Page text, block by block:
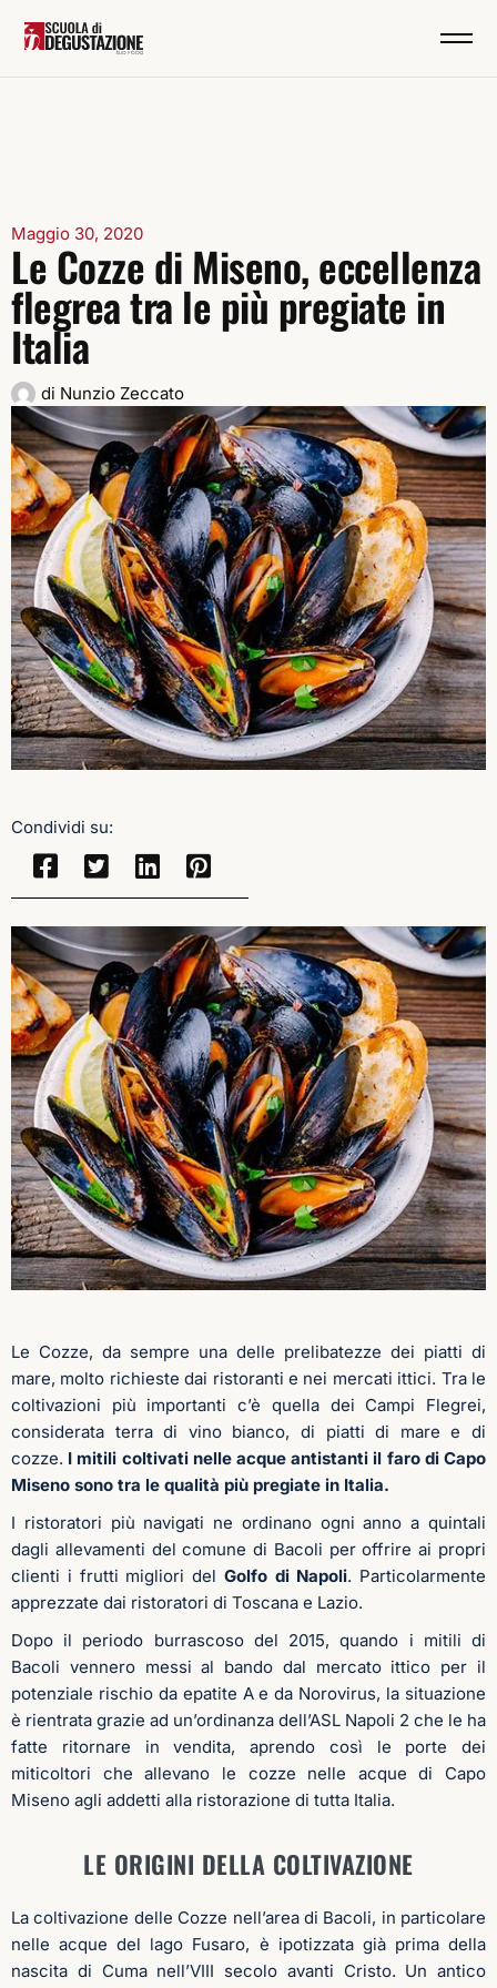
Maggio 30, 2020
Le Cozze di Miseno, eccellenza
flegrea tra le più pregiate in
Italia
di Nunzio Zeccato
Condividi su:
Le Cozze, da sempre una delle prelibatezze dei piatti di
mare, molto richieste dai ristoranti e nei mercati ittici. Tra le
coltivazioni più importanti c’è quella dei Campi Flegrei,
considerata terra di vino bianco, di piatti di mare e di
cozze. I mitili coltivati nelle acque antistanti il faro di Capo
Miseno sono tra le qualità più pregiate in Italia.
I ristoratori più navigati ne ordinano ogni anno a quintali
dagli allevamenti del comune di Bacoli per offrire ai propri
clienti i frutti migliori del Golfo di Napoli. Particolarmente
apprezzate dai ristoratori di Toscana e Lazio.
Dopo il periodo burrascoso del 2015, quando i mitili di
Bacoli vennero messi al bando dal mercato ittico per il
potenziale rischio da epatite A e da Norovirus, la situazione
è rientrata grazie ad un’ordinanza dell’ASL Napoli 2 che le ha
fatte ritornare in vendita, aprendo così le porte dei
miticoltori che allevano le cozze nelle acque di Capo
Miseno agli addetti alla ristorazione di tutta Italia.
LE ORIGINI DELLA COLTIVAZIONE
La coltivazione delle Cozze nell’area di Bacoli, in particolare
nelle acque del lago Fusaro, è ipotizzata già prima della
nascita di Cuma nell’VIII secolo avanti Cristo. Un antico